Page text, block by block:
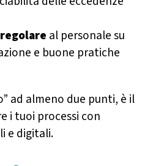
al personale su
e buone pratiche
ad almeno due punti, è il
i tuoi processi con
e digitali.